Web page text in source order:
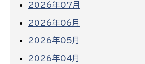
2026年07月
2026年06月
2026年05月
2026年04月